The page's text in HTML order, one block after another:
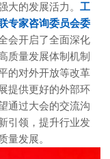
大的发展活力。工
专家咨询委员会委
会开启了全面深化
质量发展体制机制
的对外开放等改革
提供更好的外部环
通过大会的交流沟
引领，提升行业发
量发展。